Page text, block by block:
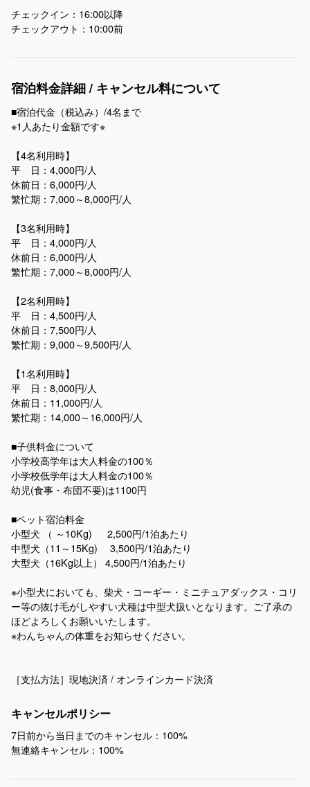
チェックイン：16:00以降
チェックアウト：10:00前
宿泊料金詳細 / キャンセル料について
■宿泊代金（税込み）/4名まで
※1人あたり金額です※
【4名利用時】
平 日：4,000円/人
休前日：6,000円/人
繁忙期：7,000～8,000円/人
【3名利用時】
平 日：4,000円/人
休前日：6,000円/人
繁忙期：7,000～8,000円/人
【2名利用時】
平 日：4,500円/人
休前日：7,500円/人
繁忙期：9,000～9,500円/人
【1名利用時】
平 日：8,000円/人
休前日：11,000円/人
繁忙期：14,000～16,000円/人
■子供料金について
小学校高学年は大人料金の100％
小学校低学年は大人料金の100％
幼児(食事・布団不要)は1100円
■ペット宿泊料金
小型犬 （ ～10Kg) 2,500円/1泊あたり
中型犬（11～15Kg) 3,500円/1泊あたり
大型犬（16Kg以上） 4,500円/1泊あたり
※小型犬においても、柴犬・コーギー・ミニチュアダックス・コリ
ー等の抜け毛がしやすい犬種は中型犬扱いとなります。ご了承の
ほどよろしくお願いいたします。
※わんちゃんの体重をお知らせください。
キャンセルポリシー
7日前から当日までのキャンセル：100%
無連絡キャンセル：100%